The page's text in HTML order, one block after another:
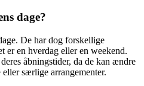
dage?
De har dog forskellige
er en hverdag eller en weekend.
åbningstider, da de kan ændre
særlige arrangementer.